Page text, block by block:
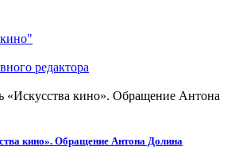
редактора
«Искусства кино». Обращение Антона
кино». Обращение Антона Долина